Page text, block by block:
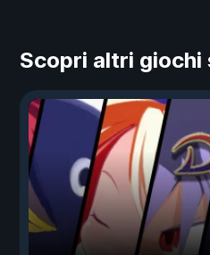
Scopri altri